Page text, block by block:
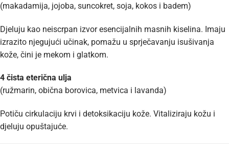
(makadamija, jojoba, suncokret, soja, kokos i badem)
Djeluju kao neiscrpan izvor esencijalnih masnih kiselina. Imaju
izrazito njegujući učinak, pomažu u sprječavanju isušivanja
kože, čini je mekom i glatkom.
4 čista eterična ulja
(ružmarin, obična borovica, metvica i lavanda)
Potiču cirkulaciju krvi i detoksikaciju kože. Vitaliziraju kožu i
djeluju opuštajuće.